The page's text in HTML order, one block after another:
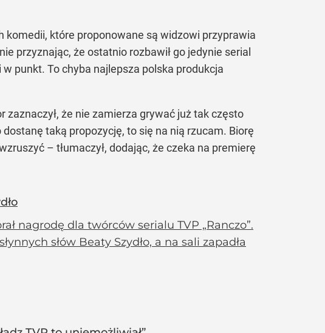
komedii, które proponowane są widzowi przyprawia
przyznając, że ostatnio rozbawił go jedynie serial
punkt. To chyba najlepsza polska produkcja
że nie zamierza grywać już tak często
taką propozycję, to się na nią rzucam. Biorę
– tłumaczył, dodając, że czeka na premierę
nagrodę dla twórców serialu TVP „Ranczo”.
słów Beaty Szydło, a na sali zapadła